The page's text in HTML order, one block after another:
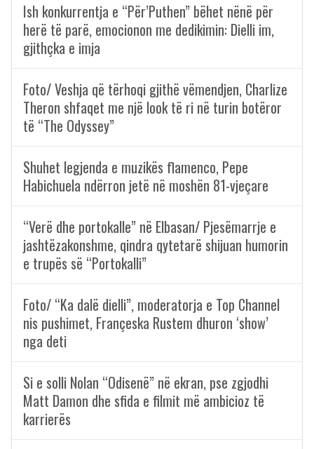
Ish konkurrentja e “Për’Puthen” bëhet nënë për
herë të parë, emocionon me dedikimin: Dielli im,
gjithçka e imja
Foto/ Veshja që tërhoqi gjithë vëmendjen, Charlize
Theron shfaqet me një look të ri në turin botëror
të “The Odyssey”
Shuhet legjenda e muzikës flamenco, Pepe
Habichuela ndërron jetë në moshën 81-vjeçare
“Verë dhe portokalle” në Elbasan/ Pjesëmarrje e
jashtëzakonshme, qindra qytetarë shijuan humorin
e trupës së “Portokalli”
Foto/ “Ka dalë dielli”, moderatorja e Top Channel
nis pushimet, Françeska Rustem dhuron ‘show’
nga deti
Si e solli Nolan “Odisenë” në ekran, pse zgjodhi
Matt Damon dhe sfida e filmit më ambicioz të
karrierës